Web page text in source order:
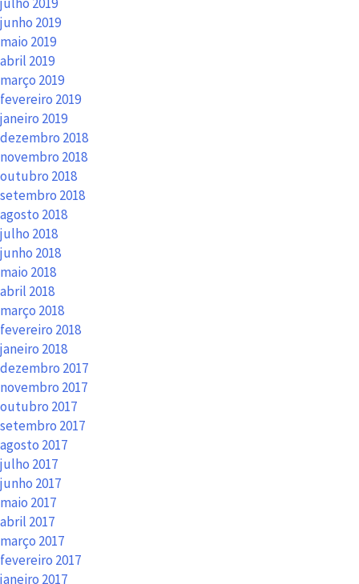
junho 2019
maio 2019
abril 2019
março 2019
fevereiro 2019
janeiro 2019
dezembro 2018
novembro 2018
outubro 2018
setembro 2018
agosto 2018
julho 2018
junho 2018
maio 2018
abril 2018
março 2018
fevereiro 2018
janeiro 2018
dezembro 2017
novembro 2017
outubro 2017
setembro 2017
agosto 2017
julho 2017
junho 2017
maio 2017
abril 2017
março 2017
fevereiro 2017
janeiro 2017